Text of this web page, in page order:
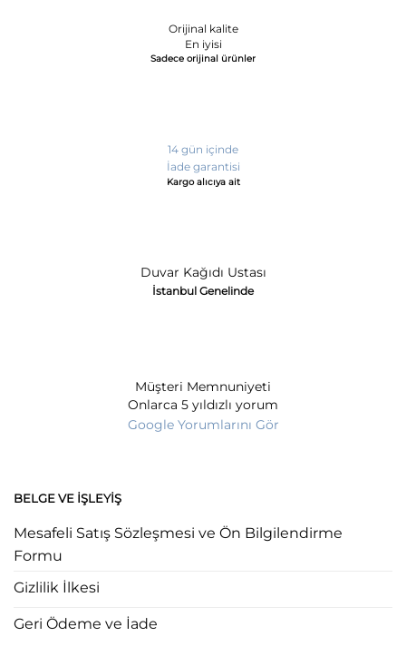
Orijinal kalite
En iyisi
Sadece orijinal ürünler
14 gün içinde
İade garantisi
Kargo alıcıya ait
Duvar Kağıdı Ustası
İstanbul Genelinde
Müşteri Memnuniyeti
Onlarca 5 yıldızlı yorum
Google Yorumlarını Gör
BELGE VE İŞLEYIŞ
Mesafeli Satış Sözleşmesi ve Ön Bilgilendirme
Formu
Gizlilik İlkesi
Geri Ödeme ve İade